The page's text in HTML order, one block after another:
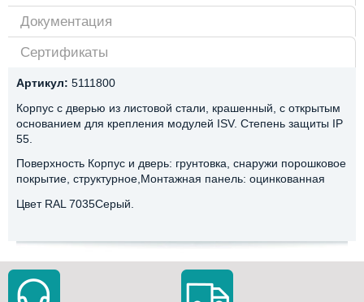
Документация
Сертификаты
Артикул: 5111800
Корпус с дверью из листовой стали, крашенный, с открытым
основанием для крепления модулей ISV. Степень защиты IP
55.
Поверхность Корпус и дверь: грунтовка, снаружи порошковое
покрытие, структурное,Монтажная панель: оцинкованная
Цвет RAL 7035Серый.